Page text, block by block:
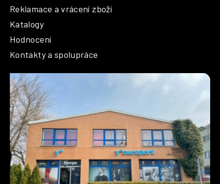
Reklamace a vrácení zboží
Katalogy
Hodnocení
Kontakty a spolupráce